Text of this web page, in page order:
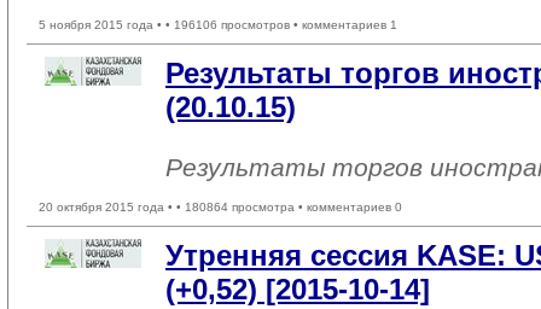
5 ноября 2015 года • • 196106 просмотров • комментариев 1
Результаты торгов
(20.10.15)
Результаты торгов
20 октября 2015 года • • 180864 просмотра • комментариев 0
Утренняя сессия KASE:
(+0,52) [2015-10-14]